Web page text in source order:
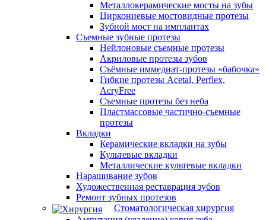
Металлокерамические мосты на зубы
Циркониевые мостовидные протезы
Зубной мост на имплантах
Съемные зубные протезы
Нейлоновые съемные протезы
Акриловые протезы зубов
Съёмные иммедиат‑протезы «бабочка»
Гибкие протезы Acetal, Perflex,
AcryFree
Съемные протезы без неба
Пластмассовые частично-съемные
протезы
Вкладки
Керамические вкладки на зубы
Культевые вкладки
Металлические культевые вкладки
Наращивание зубов
Художественная реставрация зубов
Ремонт зубных протезов
Стоматологическая хирургия